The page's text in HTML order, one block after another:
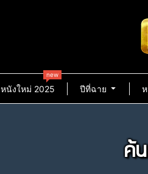
หนังใหม่ 2025
new
ปีที่ฉาย
ค้